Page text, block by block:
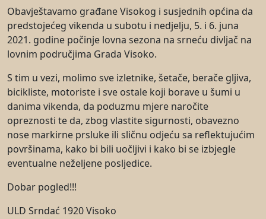
Obavještavamo građane Visokog i susjednih općina da
predstojećeg vikenda u subotu i nedjelju, 5. i 6. juna
2021. godine počinje lovna sezona na srneću divljač na
lovnim područjima Grada Visoko.
S tim u vezi, molimo sve izletnike, šetače, berače gljiva,
bicikliste, motoriste i sve ostale koji borave u šumi u
danima vikenda, da poduzmu mjere naročite
opreznosti te da, zbog vlastite sigurnosti, obavezno
nose markirne prsluke ili sličnu odjeću sa reflektujućim
površinama, kako bi bili uočljivi i kako bi se izbjegle
eventualne neželjene posljedice.
Dobar pogled!!!
ULD Srndać 1920 Visoko